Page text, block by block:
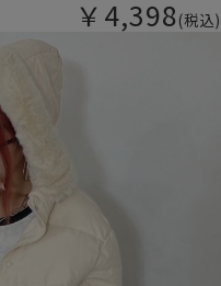
￥4,398(税込)